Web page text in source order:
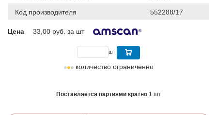
Код производителя 552288/17
Цена 33,00 руб. за шт
шт
количество ограниченно
Поставляется партиями кратно 1 шт